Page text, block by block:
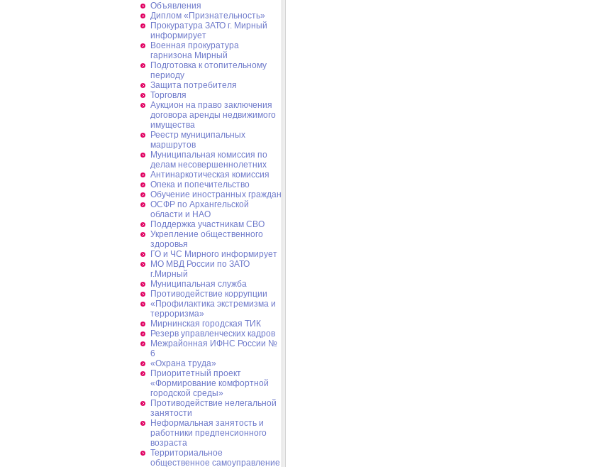
Объявления
Диплом «Признательность»
Прокуратура ЗАТО г. Мирный
информирует
Военная прокуратура
гарнизона Мирный
Подготовка к отопительному
периоду
Защита потребителя
Торговля
Аукцион на право заключения
договора аренды недвижимого
имущества
Реестр муниципальных
маршрутов
Муниципальная комиссия по
делам несовершеннолетних
Антинаркотическая комиссия
Опека и попечительство
Обучение иностранных граждан
ОСФР по Архангельской
области и НАО
Поддержка участникам СВО
Укрепление общественного
здоровья
ГО и ЧС Мирного информирует
МО МВД России по ЗАТО
г.Мирный
Муниципальная cлужба
Противодействие коррупции
«Профилактика экстремизма и
терроризма»
Мирнинская городская ТИК
Резерв управленческих кадров
Межрайонная ИФНС России №
6
«Охрана труда»
Приоритетный проект
«Формирование комфортной
городской среды»
Противодействие нелегальной
занятости
Неформальная занятость и
работники предпенсионного
возраста
Территориальное
общественное самоуправление